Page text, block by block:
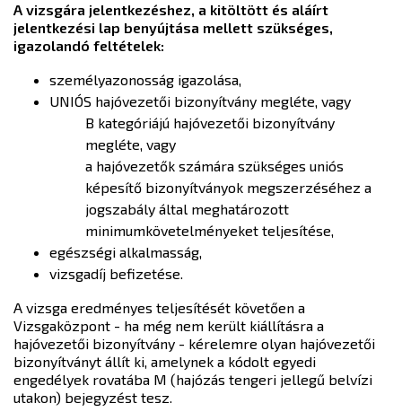
A vizsgára jelentkezéshez, a kitöltött és aláírt
jelentkezési lap benyújtása mellett szükséges,
igazolandó feltételek:
személyazonosság igazolása,
UNIÓS hajóvezetői bizonyítvány megléte, vagy
B kategóriájú hajóvezetői bizonyítvány
megléte, vagy
a hajóvezetők számára szükséges uniós
képesítő bizonyítványok megszerzéséhez a
jogszabály által meghatározott
minimumkövetelményeket teljesítése,
egészségi alkalmasság,
vizsgadíj befizetése.
A vizsga eredményes teljesítését követően a
Vizsgaközpont - ha még nem került kiállításra a
hajóvezetői bizonyítvány - kérelemre olyan hajóvezetői
bizonyítványt állít ki, amelynek a kódolt egyedi
engedélyek rovatába M (hajózás tengeri jellegű belvízi
utakon) bejegyzést tesz.